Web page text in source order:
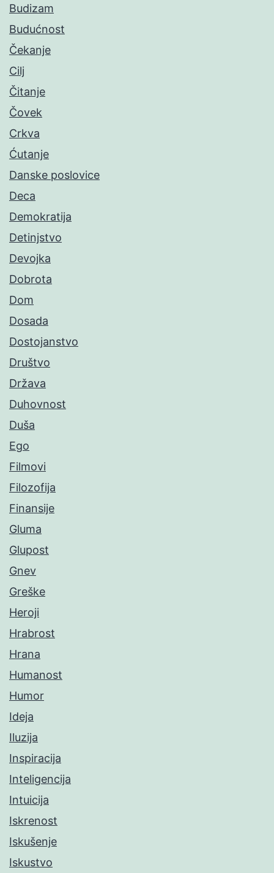
Budizam
Budućnost
Čekanje
Cilj
Čitanje
Čovek
Crkva
Ćutanje
Danske poslovice
Deca
Demokratija
Detinjstvo
Devojka
Dobrota
Dom
Dosada
Dostojanstvo
Društvo
Država
Duhovnost
Duša
Ego
Filmovi
Filozofija
Finansije
Gluma
Glupost
Gnev
Greške
Heroji
Hrabrost
Hrana
Humanost
Humor
Ideja
Iluzija
Inspiracija
Inteligencija
Intuicija
Iskrenost
Iskušenje
Iskustvo